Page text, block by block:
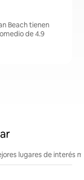
Beach tienen
de 4.9
lugares de interés